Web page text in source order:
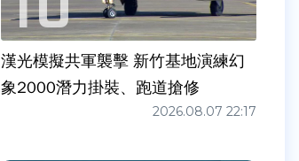
漢光模擬共軍襲擊 新竹基地演練幻
象2000潛力掛裝、跑道搶修
2026.08.07 22:17